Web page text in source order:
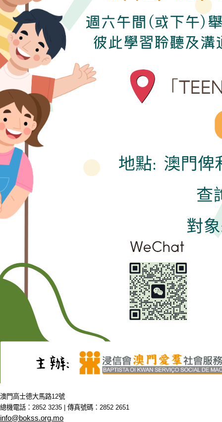
澳門高士德大馬路12號
總機電話：2852 3235 | 傳真號碼：2852 2651
info@bokss.org.mo